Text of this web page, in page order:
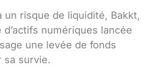
un risque de liquidité, Bakkt,
d’actifs numériques lancée
une levée de fonds
sa survie.